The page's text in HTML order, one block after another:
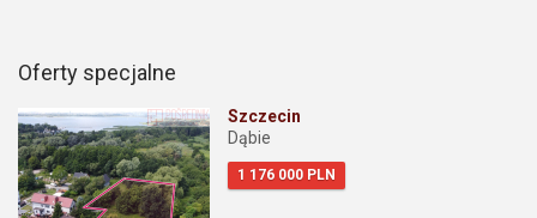
Oferty specjalne
Szczecin
Dąbie
1 176 000 PLN